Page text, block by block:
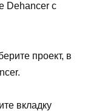
Dehancer с
проект, в
вкладку